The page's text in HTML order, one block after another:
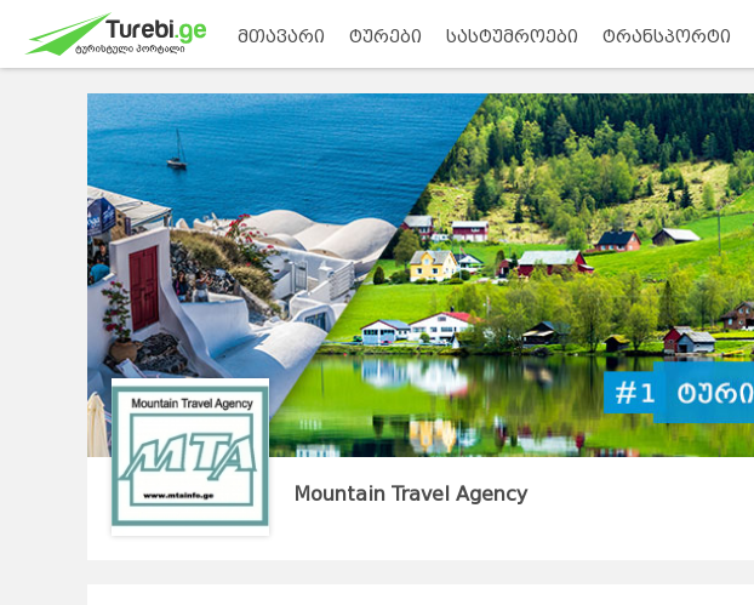
მთავარი ტურები სასტუმროები ტრანსპორტი
Mountain Travel Agency